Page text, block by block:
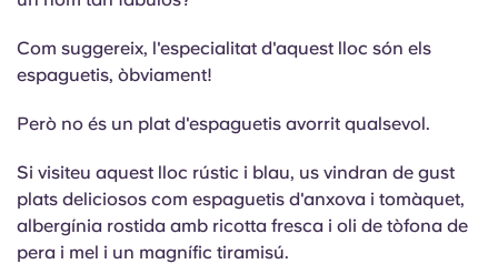
Com suggereix, l'especialitat d'aquest lloc són els
espaguetis, òbviament!
Però no és un plat d'espaguetis avorrit qualsevol.
Si visiteu aquest lloc rústic i blau, us vindran de gust
plats deliciosos com espaguetis d'anxova i tomàquet,
albergínia rostida amb ricotta fresca i oli de tòfona de
pera i mel i un magnífic tiramisú.